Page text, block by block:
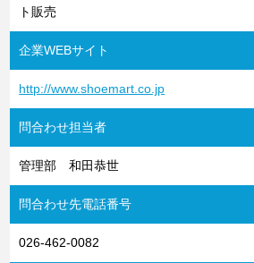
ト販売
企業WEBサイト
http://www.shoemart.co.jp
問合わせ担当者
管理部 和田恭世
問合わせ先電話番号
026-462-0082